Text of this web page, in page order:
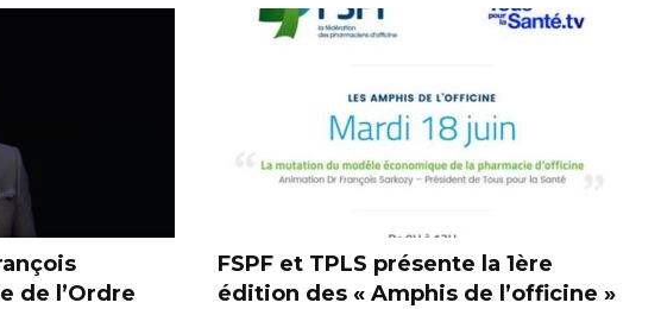
de l’Ordre
FSPF et TPLS présente la 1ère
édition des « Amphis de l’officine »